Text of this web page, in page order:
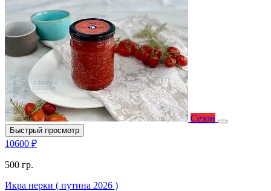
Сезон
Быстрый просмотр
10600 ₽
500 гр.
Икра нерки ( путина 2026 )